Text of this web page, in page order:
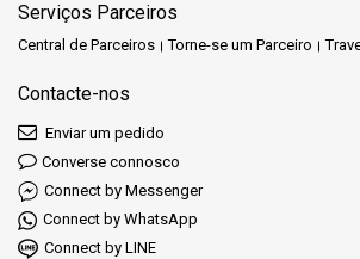
Serviços Parceiros
Central de Parceiros Torne-se um Parceiro
Contacte-nos
Enviar um pedido
Converse connosco
Connect by Messenger
Connect by WhatsApp
Connect by LINE